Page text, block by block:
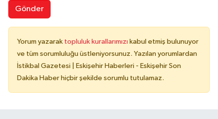
Gönder
Yorum yazarak topluluk kurallarımızı kabul etmiş bulunuyor
ve tüm sorumluluğu üstleniyorsunuz. Yazılan yorumlardan
İstikbal Gazetesi | Eskişehir Haberleri - Eskişehir Son
Dakika Haber hiçbir şekilde sorumlu tutulamaz.